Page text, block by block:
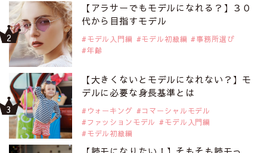
【アラサーでもモデルになれる？】３０
代から目指すモデル
モデル入門編 モデル初級編
事務所選び
年齢
【大きくないとモデルになれない？】モ
デルに必要な身長基準とは
ウォーキング
コマーシャルモデル
ファッションモデル
モデル入門編
モデル初級編